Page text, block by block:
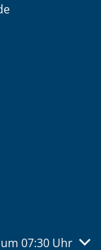
07:30 Uhr